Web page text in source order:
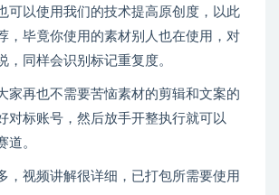
可以使用我们的技术提高原创度，以此
，毕竟你使用的素材别人也在使用，对
，同样会识别标记重复度。
家再也不需要苦恼素材的剪辑和文案的
对标账号，然后放手开整执行就可以
道。
，视频讲解很详细，已打包所需要使用